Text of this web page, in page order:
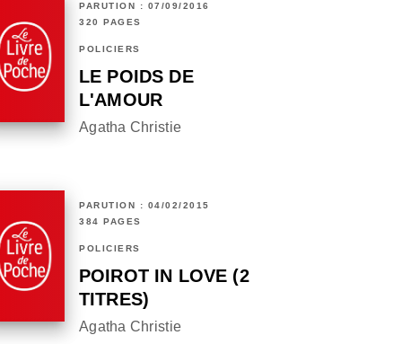
PARUTION : 07/09/2016
320 PAGES
POLICIERS
LE POIDS DE
L'AMOUR
Agatha Christie
PARUTION : 04/02/2015
384 PAGES
POLICIERS
POIROT IN LOVE (2
TITRES)
Agatha Christie